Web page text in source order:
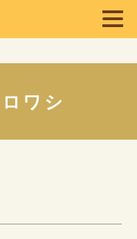
ワシ